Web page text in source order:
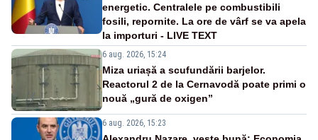
energetic. Centralele pe combustibili
fosili, repornite. La ore de vârf se va apela
la importuri - LIVE TEXT
6 aug. 2026, 15:24
Miza uriașă a scufundării barjelor.
Reactorul 2 de la Cernavodă poate primi o
nouă „gură de oxigen”
6 aug. 2026, 15:23